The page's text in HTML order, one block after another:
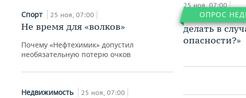
Спорт 25 ноя, 07:00
Не время для «волков»
Почему «Нефтехимик» допустил
необязательную потерю очков
Недвижимость 25 ноя, 07:00
ОПРОС
25 ноя, 07:00
делать в
опасности?»
«Их
воевали и
25 ноя, 07:00